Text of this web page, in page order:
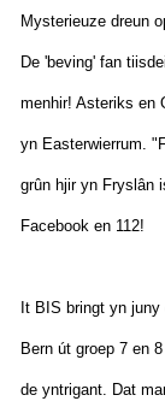
Mysterieuze dreun
De 'beving' fan
menhir! Asteriks en
yn Easterwierrum.
grûn hjir yn Fryslân
Facebook en 112!
It BIS bringt yn
Bern út groep 7 en
de yntrigant. Dat